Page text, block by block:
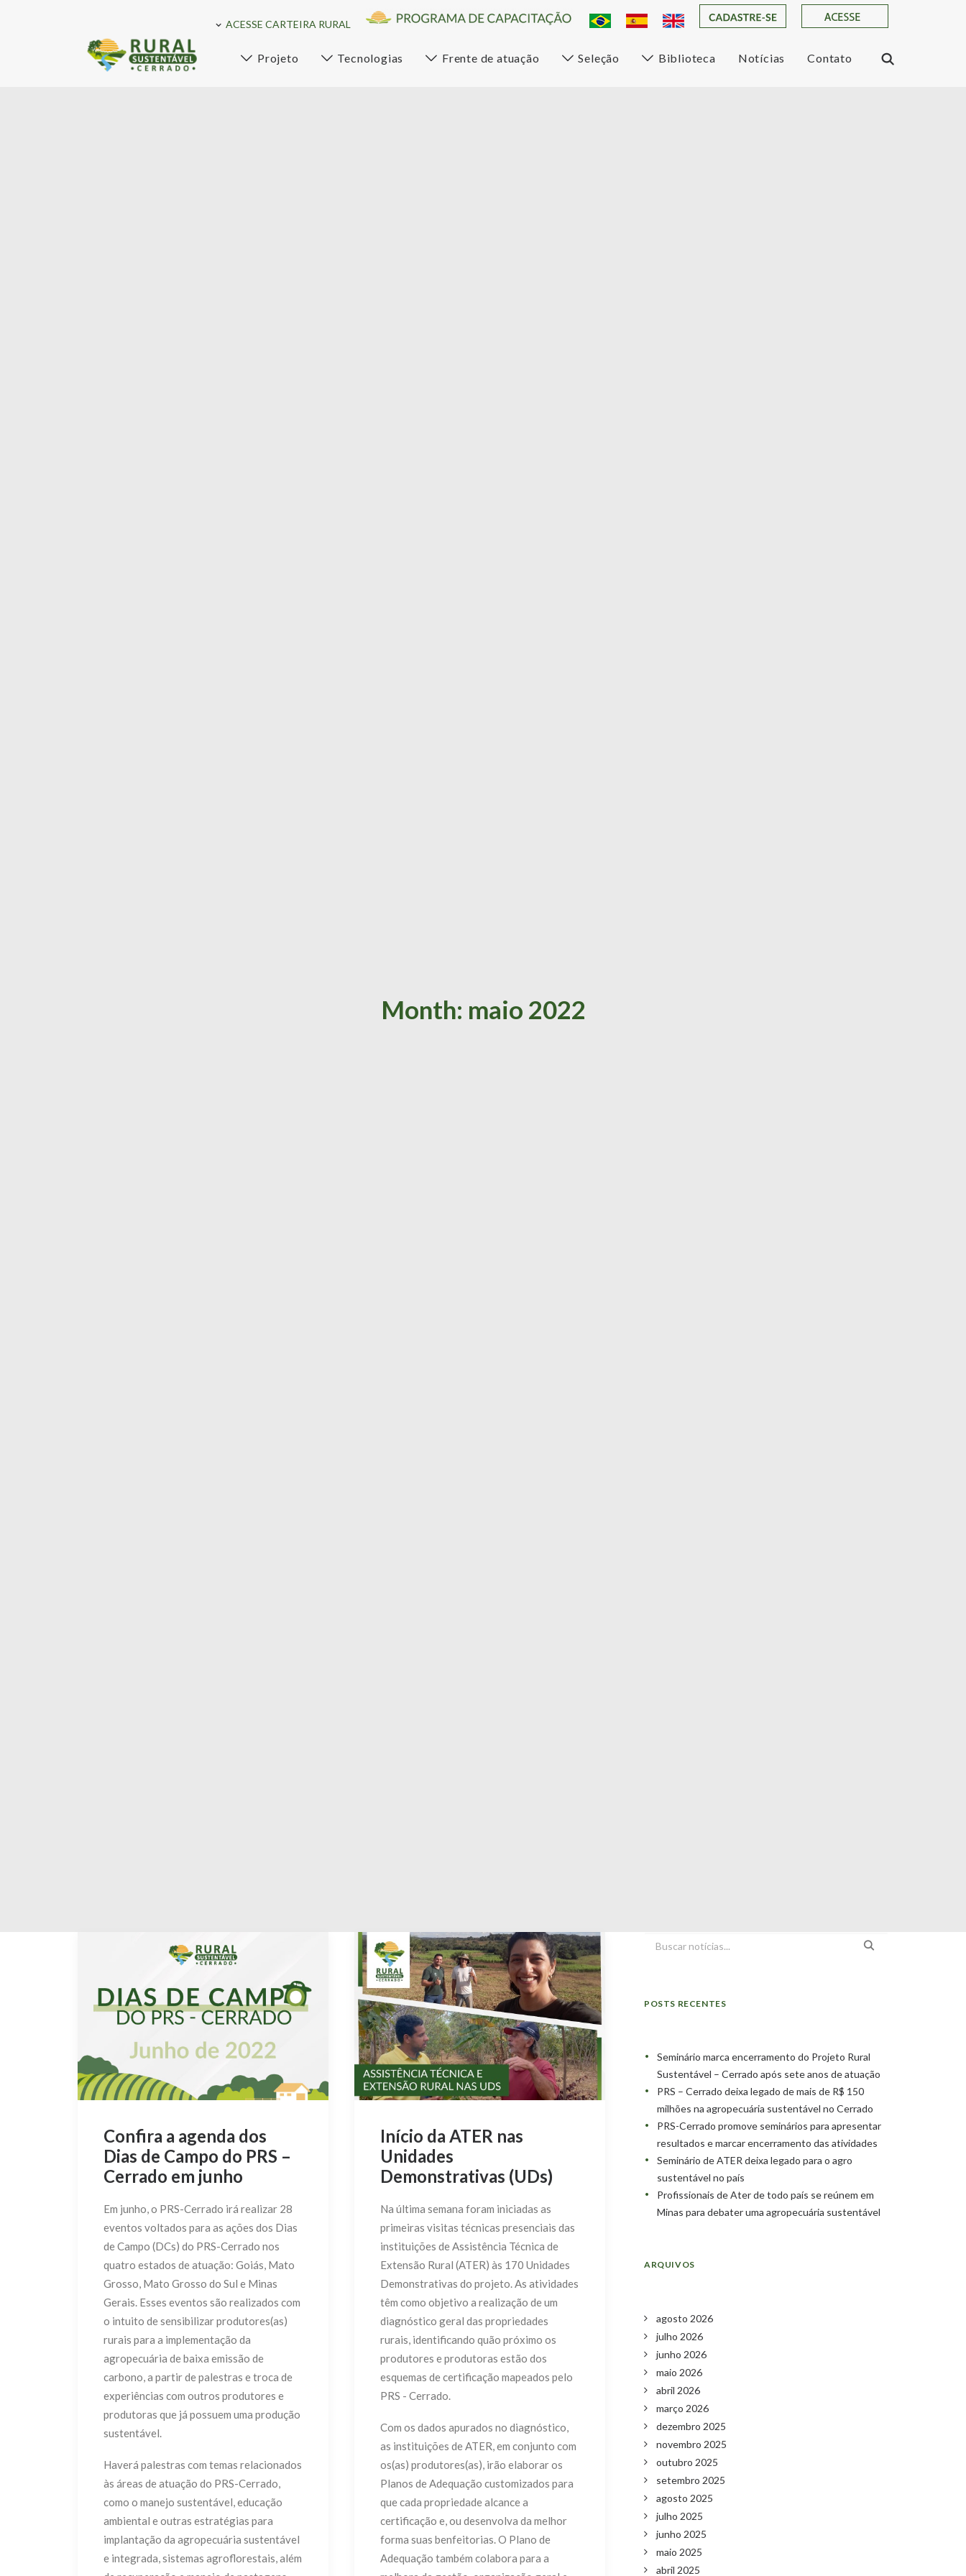
ACESSE CARTEIRA RURAL
Projeto Tecnologias Frente de atuação Seleção Biblioteca Notícias Contato
Month: maio 2022
Confira a agenda dos
Dias de Campo do PRS –
Cerrado em junho
Em junho, o PRS-Cerrado irá realizar 28
eventos voltados para as ações dos Dias
de Campo (DCs) do PRS-Cerrado nos
quatro estados de atuação: Goiás, Mato
Grosso, Mato Grosso do Sul e Minas
Gerais. Esses eventos são realizados com
o intuito de sensibilizar produtores(as)
rurais para a implementação da
agropecuária de baixa emissão de
carbono, a partir de palestras e troca de
experiências com outros produtores e
produtoras que já possuem uma produção
sustentável.
Haverá palestras com temas relacionados
às áreas de atuação do PRS-Cerrado,
como o manejo sustentável, educação
ambiental e outras estratégias para
implantação da agropecuária sustentável
e integrada, sistemas agroflorestais, além
Início da ATER nas
Unidades
Demonstrativas (UDs)
Na última semana foram iniciadas as
primeiras visitas técnicas presenciais das
instituições de Assistência Técnica de
Extensão Rural (ATER) às 170 Unidades
Demonstrativas do projeto. As atividades
têm como objetivo a realização de um
diagnóstico geral das propriedades
rurais, identificando quão próximo os
produtores e produtoras estão dos
esquemas de certificação mapeados pelo
PRS - Cerrado.
Com os dados apurados no diagnóstico,
as instituições de ATER, em conjunto com
os(as) produtores(as), irão elaborar os
Planos de Adequação customizados para
que cada propriedade alcance a
certificação e, ou desenvolva da melhor
forma suas benfeitorias. O Plano de
Adequação também colabora para a
POSTS RECENTES
Seminário marca encerramento do Projeto Rural
Sustentável – Cerrado após sete anos de atuação
PRS – Cerrado deixa legado de mais de R$ 150
milhões na agropecuária sustentável no Cerrado
PRS-Cerrado promove seminários para apresentar
resultados e marcar encerramento das atividades
Seminário de ATER deixa legado para o agro
sustentável no país
Profissionais de Ater de todo país se reúnem em
Minas para debater uma agropecuária sustentável
ARQUIVOS
agosto 2026
julho 2026
junho 2026
maio 2026
abril 2026
março 2026
dezembro 2025
novembro 2025
outubro 2025
setembro 2025
agosto 2025
julho 2025
junho 2025
maio 2025
abril 2025